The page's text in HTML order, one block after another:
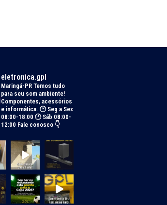
eletronica.gpl
Maringá-PRTemos tudo
para seu som ambiente!
Componentes, acessórios
e informática. 🕑 Seg a Sex
08:00-18:00 🕐 Sáb 08:00-
12:00 Fale conosco 👇